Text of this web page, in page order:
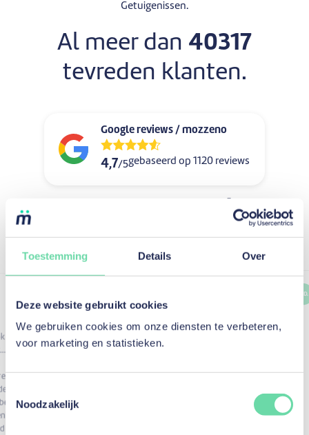
Toestemming Details Over
Deze website gebruikt cookies
We gebruiken cookies om onze diensten te verbeteren,
voor marketing en statistieken.
Toestemmingsselectie
Noodzakelijk
Getuigenissen.
Al meer dan 40317
tevreden klanten.
Google reviews / mozzeno
4,7/5gebaseerd op 1120 reviews
de
Ik
ik
P. L.
Topservice. Efficiënte afhandeling.
T. D.